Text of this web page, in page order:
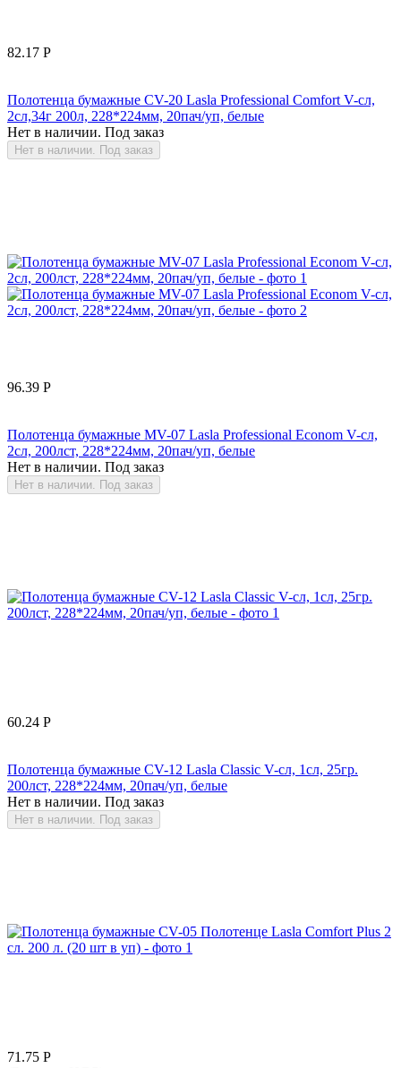
82.17 Р
Полотенца бумажные CV-20 Lasla Professional Comfort V-сл,
2сл,34г 200л, 228*224мм, 20пач/уп, белые
Нет в наличии. Под заказ
Нет в наличии. Под заказ
96.39 Р
Полотенца бумажные MV-07 Lasla Professional Econom V-сл,
2сл, 200лст, 228*224мм, 20пач/уп, белые
Нет в наличии. Под заказ
Нет в наличии. Под заказ
60.24 Р
Полотенца бумажные CV-12 Lasla Classic V-сл, 1сл, 25гр.
200лст, 228*224мм, 20пач/уп, белые
Нет в наличии. Под заказ
Нет в наличии. Под заказ
71.75 Р